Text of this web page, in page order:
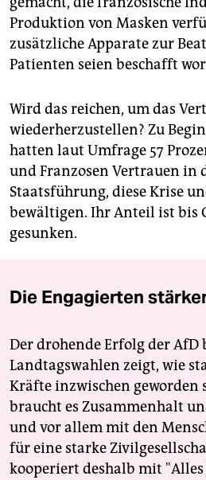
Produktion von Masken
zusätzliche Apparate zur
Patienten seien beschafft
Wird das reichen, um das
wiederherzustellen? Zu
hatten laut Umfrage 57
und Franzosen Vertrauen in
Staatsführung, diese Krise
bewältigen. Ihr Anteil ist bis
gesunken.
Die Engagierten
Der drohende Erfolg der AfD
Landtagswahlen zeigt, wie
Kräfte inzwischen geworden
braucht es Zusammenhalt
und vor allem mit den
für eine starke
kooperiert deshalb mit